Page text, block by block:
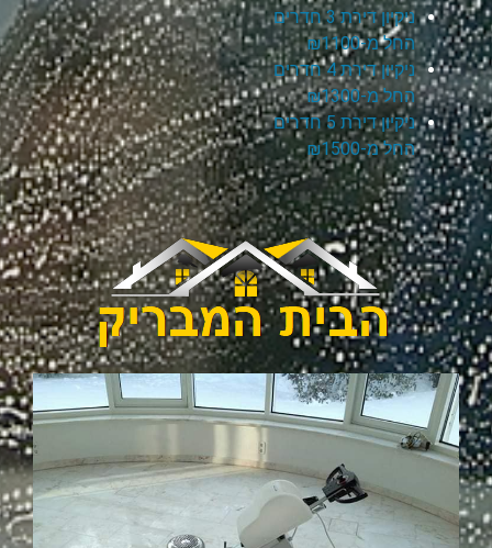
ניקיון דירת 3 חדרים
החל מ-₪1100
ניקיון דירת 4 חדרים
החל מ-₪1300
ניקיון דירת 5 חדרים
החל מ-₪1500